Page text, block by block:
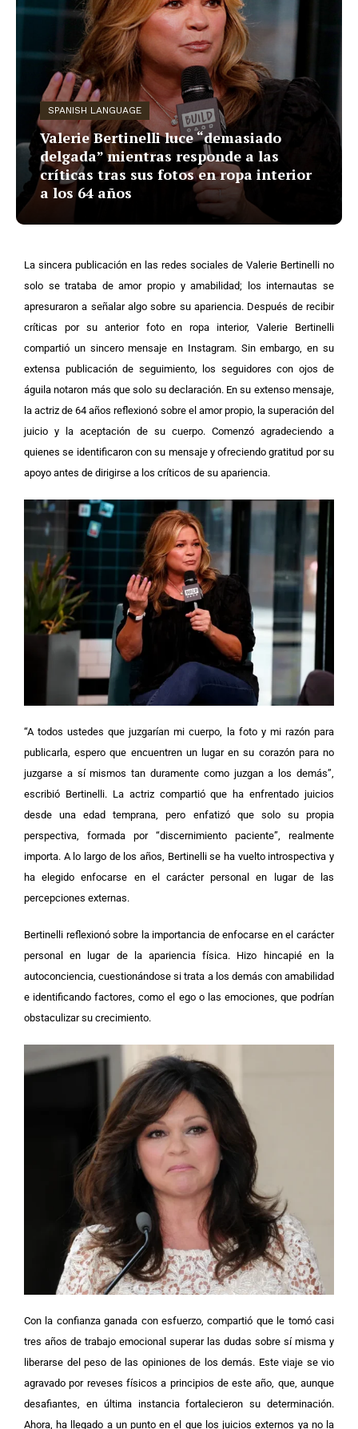
SPANISH LANGUAGE
Valerie Bertinelli luce “demasiado
delgada” mientras responde a las
críticas tras sus fotos en ropa interior
a los 64 años
La sincera publicación en las redes sociales de Valerie Bertinelli no
solo se trataba de amor propio y amabilidad; los internautas se
apresuraron a señalar algo sobre su apariencia. Después de recibir
críticas por su anterior foto en ropa interior, Valerie Bertinelli
compartió un sincero mensaje en Instagram. Sin embargo, en su
extensa publicación de seguimiento, los seguidores con ojos de
águila notaron más que solo su declaración. En su extenso mensaje,
la actriz de 64 años reflexionó sobre el amor propio, la superación del
juicio y la aceptación de su cuerpo. Comenzó agradeciendo a
quienes se identificaron con su mensaje y ofreciendo gratitud por su
apoyo antes de dirigirse a los críticos de su apariencia.
“A todos ustedes que juzgarían mi cuerpo, la foto y mi razón para
publicarla, espero que encuentren un lugar en su corazón para no
juzgarse a sí mismos tan duramente como juzgan a los demás”,
escribió Bertinelli. La actriz compartió que ha enfrentado juicios
desde una edad temprana, pero enfatizó que solo su propia
perspectiva, formada por “discernimiento paciente”, realmente
importa. A lo largo de los años, Bertinelli se ha vuelto introspectiva y
ha elegido enfocarse en el carácter personal en lugar de las
percepciones externas.
Bertinelli reflexionó sobre la importancia de enfocarse en el carácter
personal en lugar de la apariencia física. Hizo hincapié en la
autoconciencia, cuestionándose si trata a los demás con amabilidad
e identificando factores, como el ego o las emociones, que podrían
obstaculizar su crecimiento.
Con la confianza ganada con esfuerzo, compartió que le tomó casi
tres años de trabajo emocional superar las dudas sobre sí misma y
liberarse del peso de las opiniones de los demás. Este viaje se vio
agravado por reveses físicos a principios de este año, que, aunque
desafiantes, en última instancia fortalecieron su determinación.
Ahora, ha llegado a un punto en el que los juicios externos ya no la